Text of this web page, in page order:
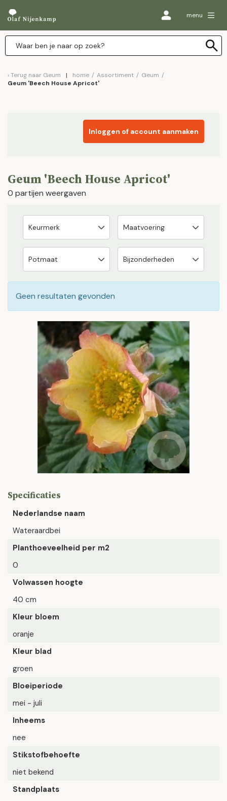
menu
Terug naar Geum home / Assortiment / Geum /
Geum 'Beech House Apricot'
Inloggen of account aanmaken
Geum 'Beech House Apricot'
0 partijen weergaven
Geen resultaten gevonden
Specificaties
Nederlandse naam
Wateraardbei
Planthoeveelheid per m2
0
Volwassen hoogte
40 cm
Kleur bloem
oranje
Kleur blad
groen
Bloeiperiode
mei - juli
Inheems
nee
Stikstofbehoefte
niet bekend
Standplaats